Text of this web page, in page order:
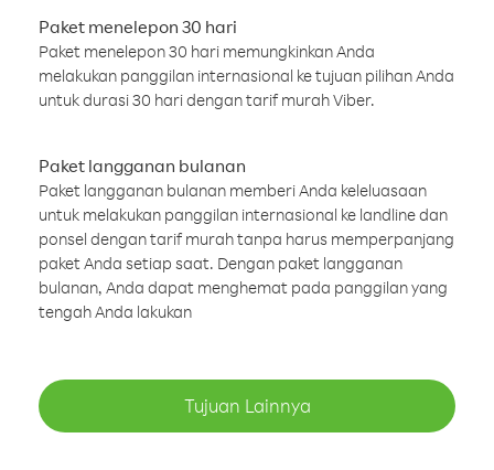
Paket menelepon 30 hari
Paket menelepon 30 hari memungkinkan Anda
melakukan panggilan internasional ke tujuan pilihan Anda
untuk durasi 30 hari dengan tarif murah Viber.
Paket langganan bulanan
Paket langganan bulanan memberi Anda keleluasaan
untuk melakukan panggilan internasional ke landline dan
ponsel dengan tarif murah tanpa harus memperpanjang
paket Anda setiap saat. Dengan paket langganan
bulanan, Anda dapat menghemat pada panggilan yang
tengah Anda lakukan
Tujuan Lainnya